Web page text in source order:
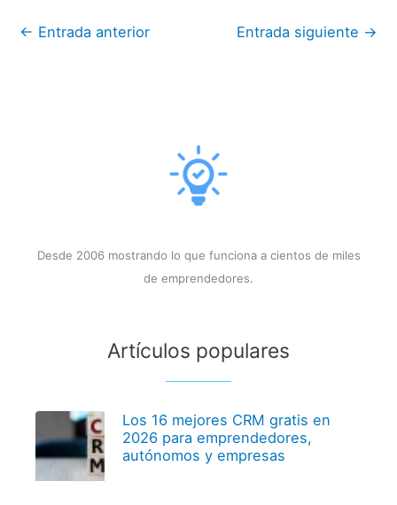
← Entrada anterior Entrada siguiente →
Desde 2006 mostrando lo que funciona a cientos de miles
de emprendedores.
Artículos populares
Los 16 mejores CRM gratis en
2026 para emprendedores,
autónomos y empresas